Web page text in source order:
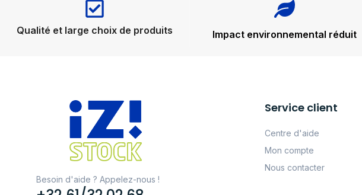
Qualité et large choix de produits Impact environnemental réduit
Besoin d'aide ? Appelez-nous !
Service client
Centre d'aide
Mon compte
Nous contacter